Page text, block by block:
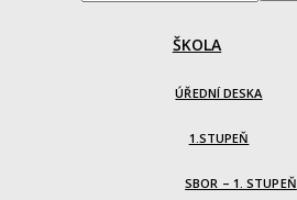
ŠKOLA
ÚŘEDNÍ DESKA
1.STUPEŇ
SBOR – 1. STUPEŇ